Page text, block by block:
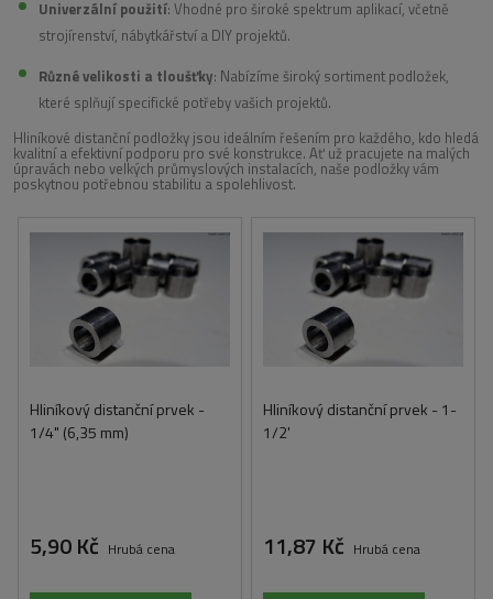
Univerzální použití: Vhodné pro široké spektrum aplikací, včetně
strojírenství, nábytkářství a DIY projektů.
Různé velikosti a tloušťky: Nabízíme široký sortiment podložek,
které splňují specifické potřeby vašich projektů.
Hliníkové distanční podložky jsou ideálním řešením pro každého, kdo hledá
kvalitní a efektivní podporu pro své konstrukce. Ať už pracujete na malých
úpravách nebo velkých průmyslových instalacích, naše podložky vám
poskytnou potřebnou stabilitu a spolehlivost.
Hliníkový distanční prvek -
1/4" (6,35 mm)
5,90 Kč Hrubá cena
Hliníkový distanční prvek - 1-
1/2'
11,87 Kč Hrubá cena